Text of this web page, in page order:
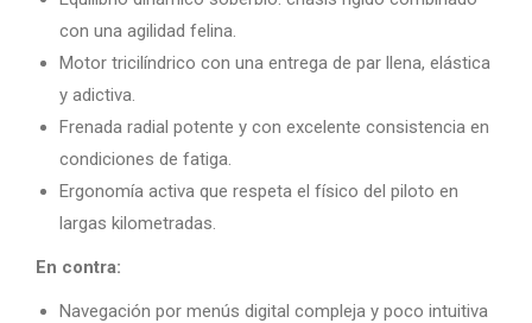
con una agilidad felina.
Motor tricilíndrico con una entrega de par llena, elástica
y adictiva.
Frenada radial potente y con excelente consistencia en
condiciones de fatiga.
Ergonomía activa que respeta el físico del piloto en
largas kilometradas.
En contra:
Navegación por menús digital compleja y poco intuitiva